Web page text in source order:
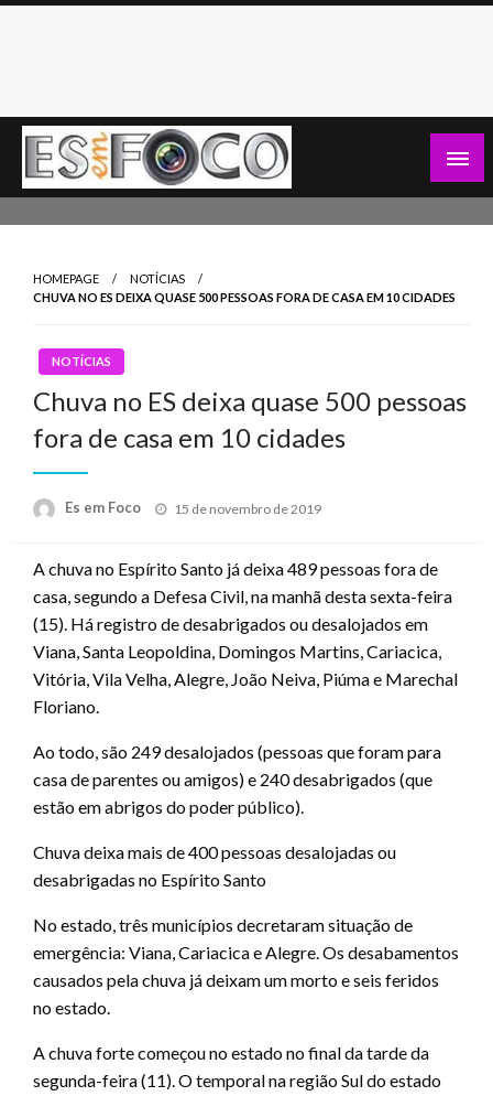
Skip
HOMEPAGE
NOTÍCIAS
CHUVA NO ES DEIXA QUASE 500 PESSOAS FORA DE CASA EM 10 CIDADES
NOTÍCIAS
Chuva no ES deixa quase 500 pessoas
fora de casa em 10 cidades
Es em Foco
Posted
15 de novembro de 2019
A chuva no Espírito Santo já deixa 489 pessoas fora de
casa, segundo a Defesa Civil, na manhã desta sexta-feira
(15). Há registro de desabrigados ou desalojados em
Viana, Santa Leopoldina, Domingos Martins, Cariacica,
Vitória, Vila Velha, Alegre, João Neiva, Piúma e Marechal
Floriano.
Ao todo, são 249 desalojados (pessoas que foram para
casa de parentes ou amigos) e 240 desabrigados (que
estão em abrigos do poder público).
Chuva deixa mais de 400 pessoas desalojadas ou
desabrigadas no Espírito Santo
No estado, três municípios decretaram situação de
emergência: Viana, Cariacica e Alegre. Os desabamentos
causados pela chuva já deixam um morto e seis feridos
no estado.
A chuva forte começou no estado no final da tarde da
segunda-feira (11). O temporal na região Sul do estado